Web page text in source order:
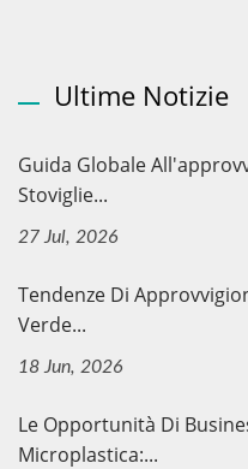
Ultime Notizie
Guida Globale
Stoviglie...
27 Jul, 2026
Tendenze Di
Verde...
18 Jun, 2026
Le Opportunità Di
Microplastica:...